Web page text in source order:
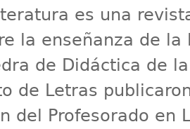
es una
la enseñanza de
de Didáctica de
de Letras
del Profesorado en